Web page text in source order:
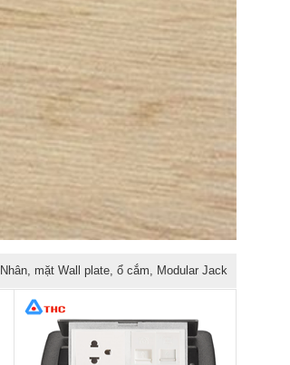
Nhân, mặt Wall plate, ổ cắm, Modular Jack